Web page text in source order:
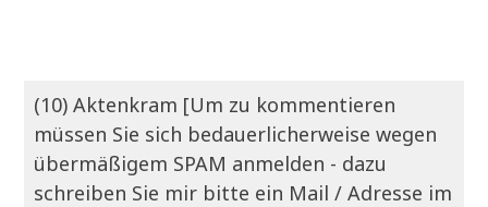
(10) Aktenkram [Um zu kommentieren
müssen Sie sich bedauerlicherweise wegen
übermäßigem SPAM anmelden - dazu
schreiben Sie mir bitte ein Mail / Adresse im